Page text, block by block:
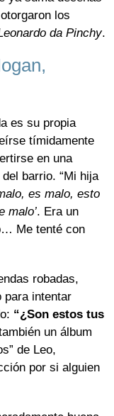
los
da Pinchy.
es su propia
tímidamente
en una
barrio. “Mi hija
es malo, esto
malo’. Era un
Me tenté con
robadas,
para intentar
“¿Son estos tus
un álbum
de Leo,
por si alguien